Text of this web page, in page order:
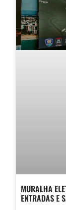
MURALHA
ENTRADAS E